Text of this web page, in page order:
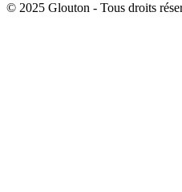
© 2025 Glouton - Tous droits